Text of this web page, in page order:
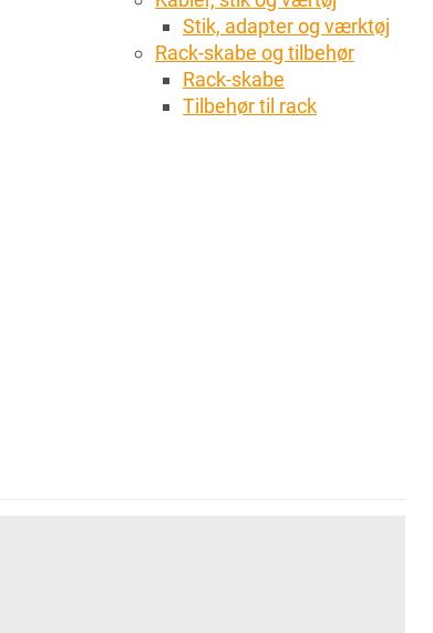
Stik, adapter og værktøj
Rack-skabe og tilbehør
Rack-skabe
Tilbehør til rack